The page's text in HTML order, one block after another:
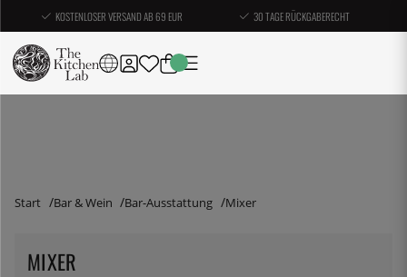
KOSTENLOSER VERSAND AB 69 EUR 30 TAGE RÜCKGABERECHT
Start Bar & Wein Bar-Ausstattung Mixer
MIXER